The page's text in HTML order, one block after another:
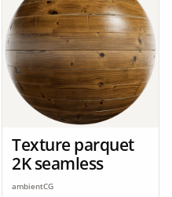
Texture parquet
2K seamless
ambientCG